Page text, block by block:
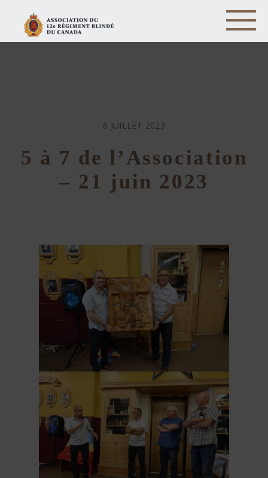
6 JUILLET 2023
5 à 7 de l’Association
– 21 juin 2023